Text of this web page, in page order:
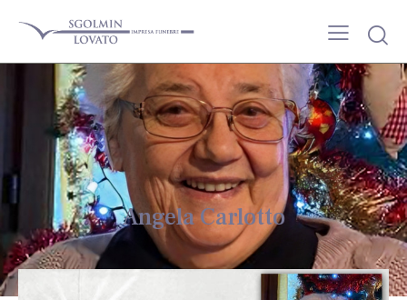
Angela Carlotto